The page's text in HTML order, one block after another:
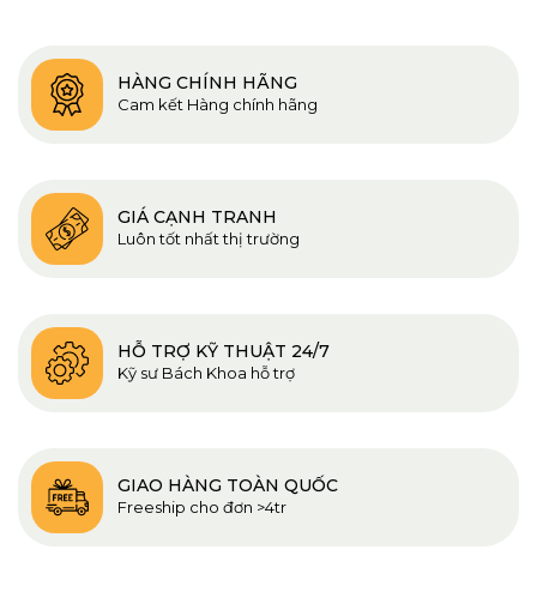
HÀNG CHÍNH HÃNG
Cam kết Hàng chính hãng
GIÁ CẠNH TRANH
Luôn tốt nhất thị trường
HỖ TRỢ KỸ THUẬT 24/7
Kỹ sư Bách Khoa hỗ trợ
GIAO HÀNG TOÀN QUỐC
Freeship cho đơn >4tr